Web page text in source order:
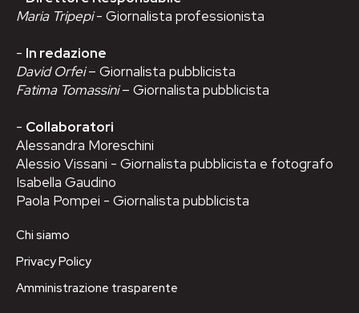
Maria Tripepi- Giornalista professionista
- In redazione
David Orfei– Giornalista pubblicista
Fatima Tomassini– Giornalista pubblicista
- Collaboratori
Alessandra Moreschini
Alessio Vissani - Giornalista pubblicista e fotografo
Isabella Gaudino
Paola Pompei - Giornalista pubblicista
Chi siamo
Privacy Policy
Amministrazione trasparente